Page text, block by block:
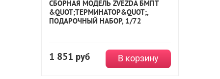
СБОРНАЯ МОДЕЛЬ ZVEZDA БМПТ
&QUOT;ТЕРМИНАТОР&QUOT;,
ПОДАРОЧНЫЙ НАБОР, 1/72
1 851 руб В корзину